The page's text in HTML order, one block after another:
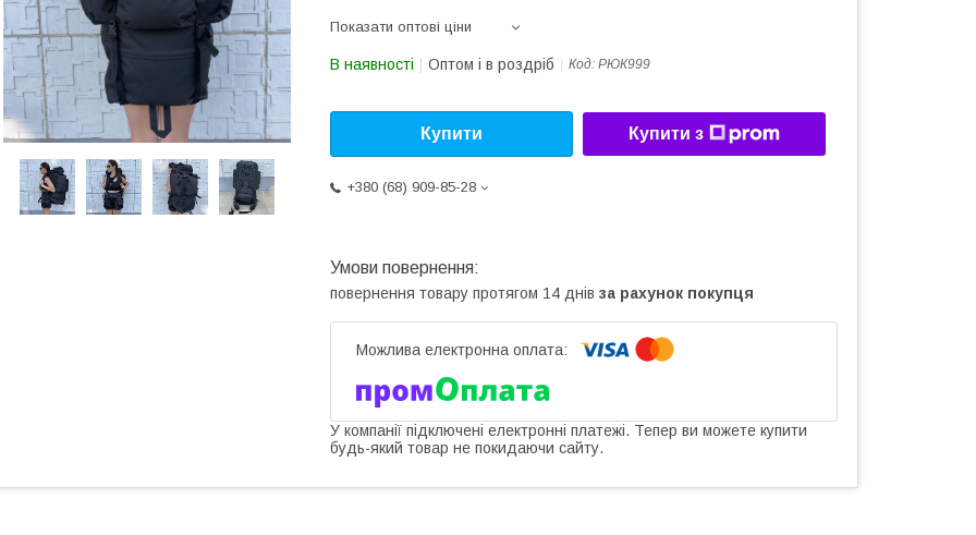
Показати оптові ціни
В наявності Оптом і в роздріб Код: РЮК999
Купити Купити з
+380 (68) 909-85-28
повернення товару протягом 14 днів за рахунок покупця
У компанії підключені електронні платежі. Тепер ви можете купити
будь-який товар не покидаючи сайту.